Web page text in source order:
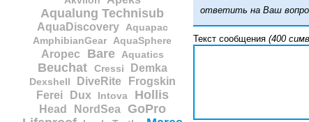
Aqualung Technisub
AquaDiscovery Aquapac
AmphibianGear AquaSphere
Aropec Bare Aquatics
Beuchat Cressi Demka
Dexshell DiveRite
Frogskin
Ferei
Dux Intova Hollis
Head NordSea
GoPro
ответить на Ваш
Текст сообщения (400